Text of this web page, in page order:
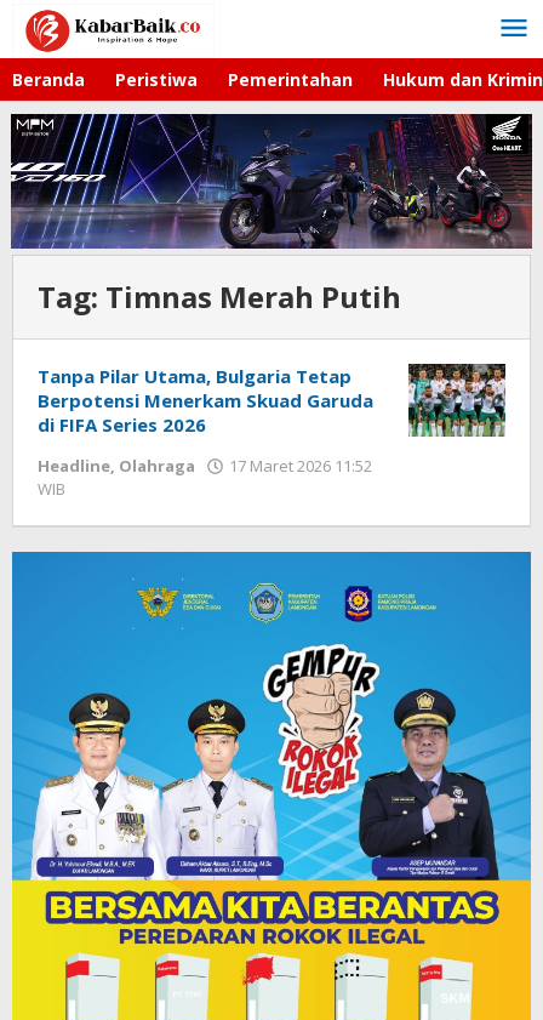
Lewati
konten
Beranda Peristiwa Pemerintahan Hukum dan
Tag: Timnas Merah Putih
Tanpa Pilar Utama, Bulgaria Tetap
Berpotensi Menerkam Skuad Garuda
di FIFA Series 2026
Headline, Olahraga
17 Maret 2026 11:52
WIB